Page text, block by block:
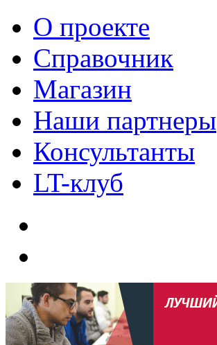
О проекте
Справочник
Магазин
Наши партнеры
Консультанты
LT-клуб